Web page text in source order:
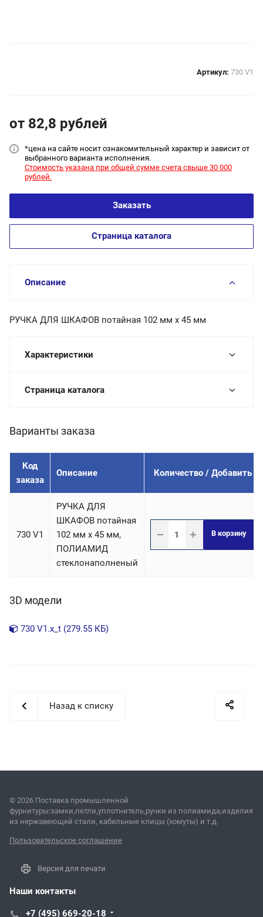
Артикул: 730 V1
от 82,8 рублей
*цена на сайте носит ознакомительный характер и зависит от
выбранного варианта исполнения.
Стоимость указана при общей сумме счета свыше 30 000
рублей.
Заказать
Страница каталога
Описание
РУЧКА ДЛЯ ШКАФОВ потайная 102 мм х 45 мм
Характеристики
Страница каталога
Варианты заказа
Код
заказа
Описание Количество / Добавить
730 V1
РУЧКА ДЛЯ
ШКАФОВ потайная
102 мм х 45 мм,
ПОЛИАМИД
стеклонаполненый
В корзину
3D модели
730 V1.x_t (279.55 КБ)
Назад к списку
© 2026 Поставка промышленной
фурнитуры:замки,петли,уплотнитель,ручки из полиамида,изделия
из нержавеющей стали, кабельные клицы (хомуты) и т.д.
Пользовательское соглашение
Версия для печати
Наши контакты
+7 (495) 669-20-18